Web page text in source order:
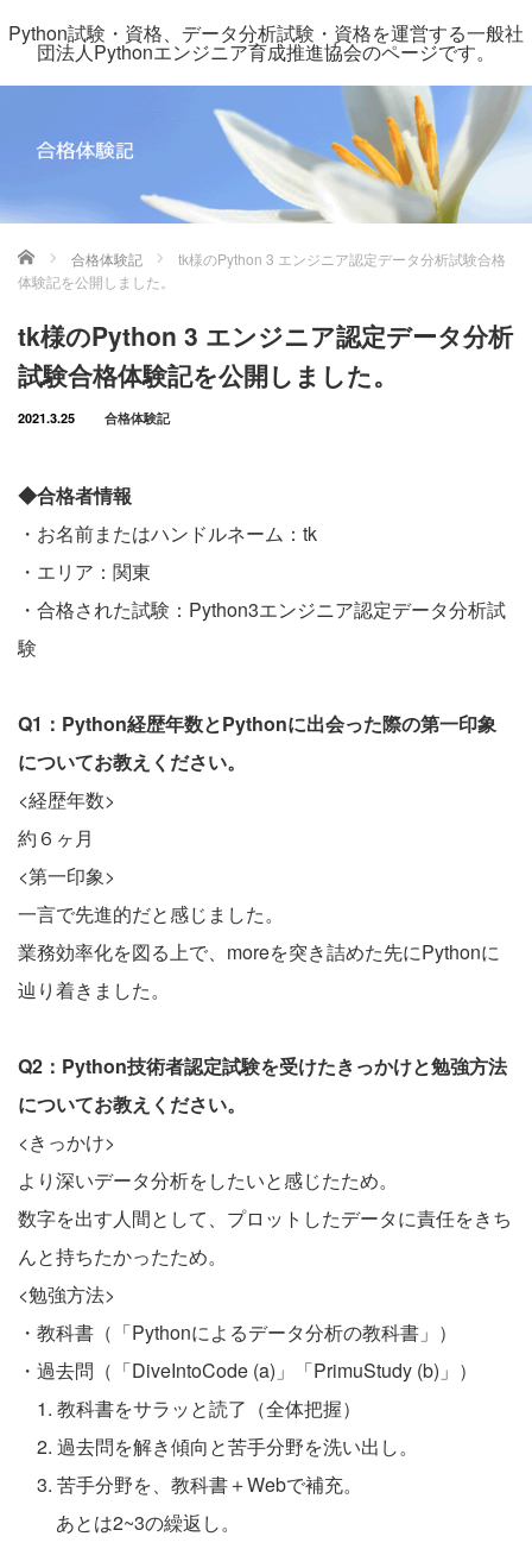
Python試験・資格、データ分析試験・資格を運営する一般社
団法人Pythonエンジニア育成推進協会のページです。
ホーム 合格体験記
tk様のPython 3 エンジニア認定データ分析試験合格
体験記を公開しました。
tk様のPython 3 エンジニア認定データ分析
試験合格体験記を公開しました。
2021.3.25 合格体験記
◆合格者情報
・お名前またはハンドルネーム：tk
・エリア：関東
・合格された試験：Python3エンジニア認定データ分析試
験
Q1：Python経歴年数とPythonに出会った際の第一印象
についてお教えください。
<経歴年数>
約６ヶ月
<第一印象>
一言で先進的だと感じました。
業務効率化を図る上で、moreを突き詰めた先にPythonに
辿り着きました。
Q2：Python技術者認定試験を受けたきっかけと勉強方法
についてお教えください。
<きっかけ>
より深いデータ分析をしたいと感じたため。
数字を出す人間として、プロットしたデータに責任をきち
んと持ちたかったため。
<勉強方法>
・教科書（「Pythonによるデータ分析の教科書」）
・過去問（「DiveIntoCode (a)」「PrimuStudy (b)」）
1. 教科書をサラッと読了（全体把握）
2. 過去問を解き傾向と苦手分野を洗い出し。
3. 苦手分野を、教科書＋Webで補充。
あとは2~3の繰返し。